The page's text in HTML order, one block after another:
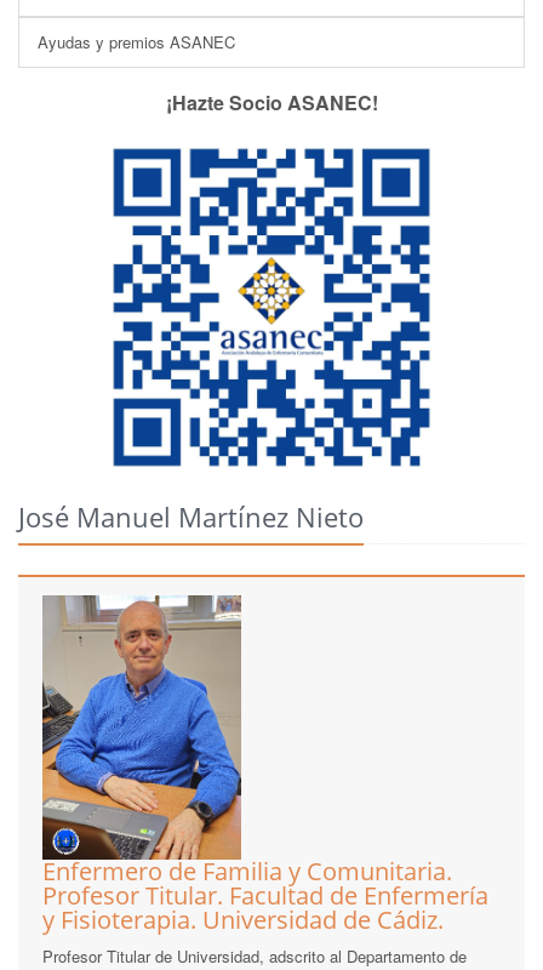
Ayudas y premios ASANEC
¡Hazte Socio ASANEC!
José Manuel Martínez Nieto
Enfermero de Familia y Comunitaria.
Profesor Titular. Facultad de Enfermería
y Fisioterapia. Universidad de Cádiz.
Profesor Titular de Universidad, adscrito al Departamento de